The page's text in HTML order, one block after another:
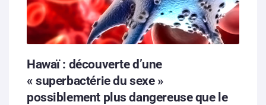
Hawaï : découverte d’une
« superbactérie du sexe »
possiblement plus dangereuse que le